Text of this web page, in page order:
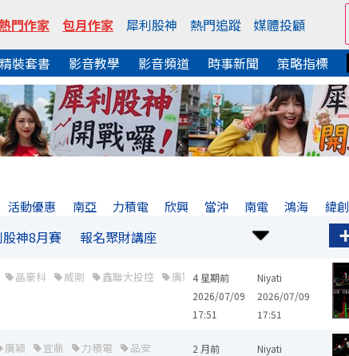
門作家 包月作家 犀利股神 熱門追蹤 媒體投顧
精裝套書 影音教學 影音頻道 時事新聞 策略指標
活動優惠 南亞 力積電 欣興 當沖 南電 鴻海 緯創
股神8月賽 報名聚財講座
晶豪科 威剛 鑫聯大投控 廣穎 鈺創 青雲 群聯
4 星期前
2026/07/09
17:51
Niyati
2026/07/09
17:51
廣穎 宜鼎 力積電 品安
2 月前
Niyati